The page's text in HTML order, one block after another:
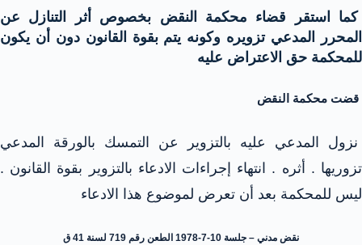
كما استقر قضاء محكمة النقض بخصوص أثر التنازل عن
المحرر المدعي تزويره وكونه يتم بقوة القانون دون أن يكون
للمحكمة حق الاعتراض عليه
قضت محكمة النقض
نزول المدعي عليه بالتزوير عن التمسك بالورقة المدعي
تزوريها . أثره . انتهاء إجراءات الادعاء بالتزوير بقوة القانون .
ليس للمحكمة بعد أن تعرض لموضوع هذا الادعاء
نقض مدني – جلسة 10-7-1978 الطعن رقم 719 لسنة 41 ق